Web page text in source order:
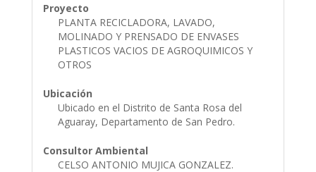
Proyecto
PLANTA RECICLADORA, LAVADO,
MOLINADO Y PRENSADO DE ENVASES
PLASTICOS VACIOS DE AGROQUIMICOS Y
OTROS
Ubicación
Ubicado en el Distrito de Santa Rosa del
Aguaray, Departamento de San Pedro.
Consultor Ambiental
CELSO ANTONIO MUJICA GONZALEZ.